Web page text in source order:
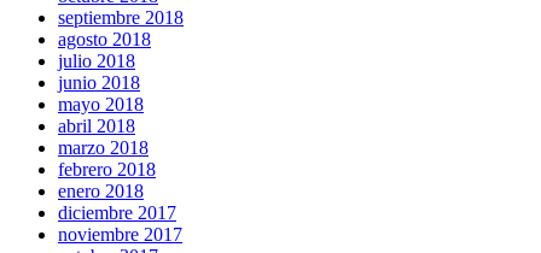
septiembre 2018
agosto 2018
julio 2018
junio 2018
mayo 2018
abril 2018
marzo 2018
febrero 2018
enero 2018
diciembre 2017
noviembre 2017